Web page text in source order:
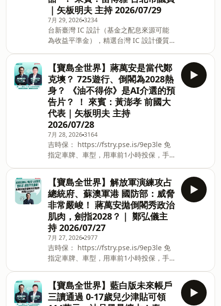
為收益平準金），精選台灣 IC 設計優質
企業，一次布局產業龍頭。掌握 AI 半導
體成長契機，讓投資更有效率！&nbsp;了
解更多 🔗 https://fstry.pse.is/9et75j 投
資一定有風險，基金投資有賺有賠，申購
前應詳閱公開說明書。台新投信行銷資訊
—— 以上為 KKBOX 與 Firstory Podcast
廣告 —— 嘉義市2026城鎮韌性(防空)演習
訂於8月10號(星期一）14點30分到至15點
間實施演練。演習期間
｜矢板明夫 主持 2026/07/29
7月 29, 20263234
台新臺灣 IC 設計（基金之配息來源可能
為收益平準金），精選台灣 IC 設計優質
體成長契機，讓投資更有效率！&nbsp;了
解更多 🔗 https://fstry.pse.is/9et6yw 投
資一定有風險，基金投資有賺有賠，申購
前應詳閱公開說明書。台新投信行銷資訊
—— 以上為 KKBOX 與 Firstory Podcast
廣告 —— 吉時保：
https://fstry.pse.is/9ep3le 免指定車
牌、車型，用車前1小時投保，手機投保5
分鐘新安東京海上產險｜0800-369-168｜
104台北市中山區南京東路三段130號8-
8月10號(星期一）14點30分到至15點間實
施演練。演習期間請市民遵守警察及民防
人員指揮並配合演
【寶島全世界】蔣萬安是當代鄭
克塽？ 725遊行、倒閣為2028熱
身？ 《油不得你》是AI介選的預
告片？ ！ 來賓：黃澎孝 前國大
代表｜矢板明夫 主持
2026/07/28
7月 28, 20263164
吉時保： https://fstry.pse.is/9ep3le 免
指定車牌、車型，用車前1小時投保，手
369-168｜104台北市中山區南京東路三
段130號8-13樓 —— 以上為 Firstory
Podcast 廣告 —— 嘉義市2026城鎮韌性
(防空)演習訂於8月10號(星期一）14點30
分到至15點間實施演練。演習期間請市民
遵守警察及民防人員指揮並配合演習命令
之管制及演練， 車停、人第一優先應就近
進入防空疏散避難設施， 若周邊無防空疏
散避難設施時，則就近尋找堅固且遠離窗
戶區域， 依「兩牆原則」實施避難。 未
配合者可依民防法處新臺幣3萬元以上15
萬元以下罰鍰嘉義市防空演習化身「國際
友善城市」， 7語宣導落實安全防護，聽
【寶島全世界】解放軍演練攻占
總統府、蘇澳軍港 國防部：威脅
非常嚴峻！ 蔣萬安拋倒閣秀政治
肌肉，劍指2028？｜ 鄭弘儀主
持 2026/07/27
7月 27, 20262977
吉時保： https://fstry.pse.is/9ep3le 免
指定車牌、車型，用車前1小時投保，手
369-168｜104台北市中山區南京東路三
段130號8-13樓 —— 以上為 Firstory
Podcast 廣告 —— 嘉義市2026城鎮韌性
【寶島全世界】藍白版未來帳戶
三讀通過 0-17歲兒少津貼可領